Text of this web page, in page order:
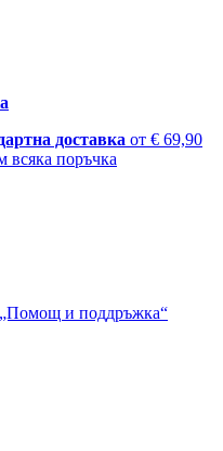
доставка от € 69,90
всяка поръчка
и поддръжка“